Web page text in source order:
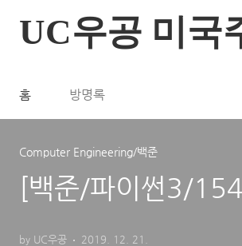
UC우공 미국
홈 방명록
Computer Engineering/백준
[백준/파이썬3/
by UC우공 2019. 12. 21.